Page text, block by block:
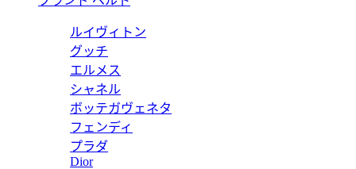
ルイヴィトン
グッチ
エルメス
シャネル
ボッテガヴェネタ
フェンディ
プラダ
Dior